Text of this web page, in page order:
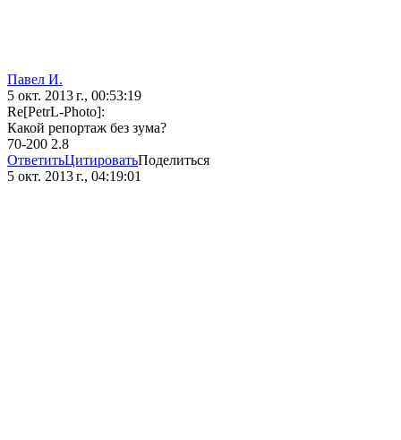
Павел И.
5 окт. 2013 г., 00:53:19
Re[PetrL-Photo]:
Какой репортаж без зума?
70-200 2.8
ОтветитьЦитироватьПоделиться
5 окт. 2013 г., 04:19:01